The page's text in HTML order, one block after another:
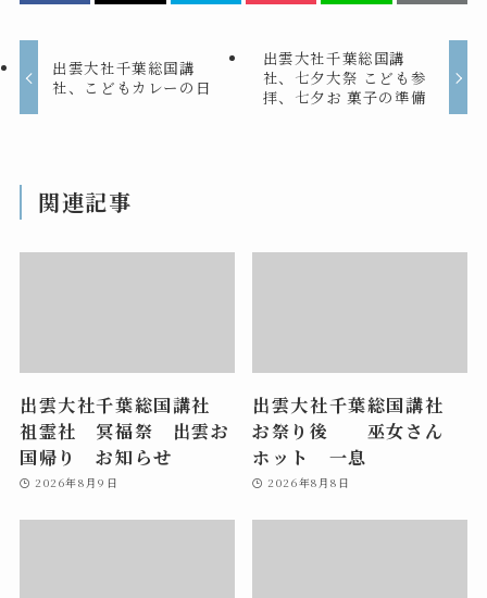
出雲大社千葉総国講
社、こどもカレーの日
出雲大社千葉総国講
社、七夕大祭 こども参
拝、七夕お 菓子の準備
関連記事
出雲大社千葉総国講社
祖霊社 冥福祭 出雲お
国帰り お知らせ
2026年8月9日
出雲大社千葉総国講社
お祭り後 巫女さん
ホット 一息
2026年8月8日